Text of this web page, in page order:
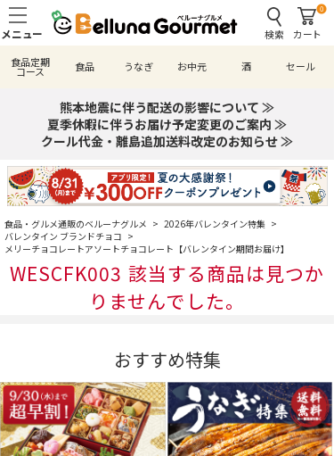
検索
0
カート
食品定期
コース 食品 うなぎ お中元 酒 セール
熊本地震に伴う配送の影響について ≫
夏季休暇に伴うお届け予定変更のご案内 ≫
クール代金・離島追加送料改定のお知らせ ≫
食品・グルメ通販のベルーナグルメ > 2026年バレンタイン特集 >
バレンタイン ブランドチョコ >
メリーチョコレートアソートチョコレート【バレンタイン期間お届け】
WESCFK003 該当する商品は見つか
りませんでした。
おすすめ特集